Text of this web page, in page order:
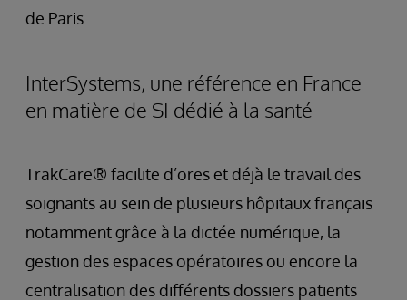
de Paris.
InterSystems, une référence en France
en matière de SI dédié à la santé
TrakCare® facilite d’ores et déjà le travail des
soignants au sein de plusieurs hôpitaux français
notamment grâce à la dictée numérique, la
gestion des espaces opératoires ou encore la
centralisation des différents dossiers patients